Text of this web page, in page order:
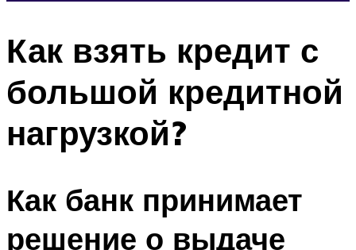
Как взять кредит с
большой кредитной
нагрузкой?
Как банк принимает
решение о выдаче